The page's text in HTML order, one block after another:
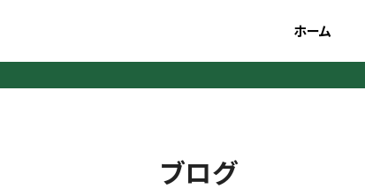
ホーム
ブログ